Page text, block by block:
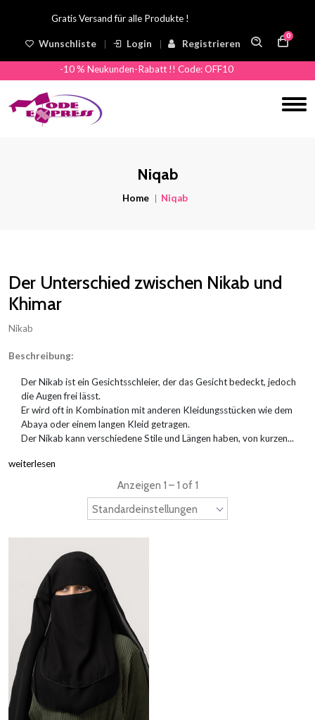
Gratis Versand für alle Produkte !
Wunschliste Login Registrieren
0
-10 % Neukunden-Rabatt !! Code: OFF10
Niqab
Home Niqab
Der Unterschied zwischen Nikab und
Khimar
Nikab
Beschreibung:
Der Nikab ist ein Gesichtsschleier, der das Gesicht bedeckt, jedoch
die Augen frei lässt.
Er wird oft in Kombination mit anderen Kleidungsstücken wie dem
Abaya oder einem langen Kleid getragen.
Der Nikab kann verschiedene Stile und Längen haben, von kurzen...
weiterlesen
Anzeigen 1 – 1 of 1
Standardeinstellungen